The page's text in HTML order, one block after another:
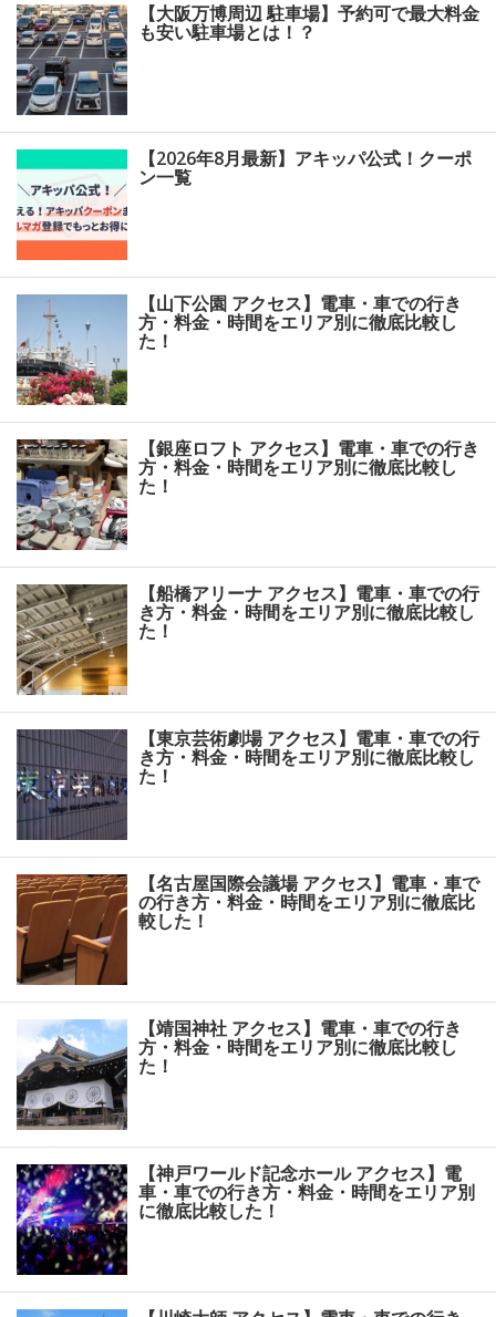
【大阪万博周辺 駐車場】予約可で最大料金
も安い駐車場とは！？
【2026年8月最新】アキッパ公式！クーポ
ン一覧
【山下公園 アクセス】電車・車での行き
方・料金・時間をエリア別に徹底比較し
た！
【銀座ロフト アクセス】電車・車での行き
方・料金・時間をエリア別に徹底比較し
た！
【船橋アリーナ アクセス】電車・車での行
き方・料金・時間をエリア別に徹底比較し
た！
【東京芸術劇場 アクセス】電車・車での行
き方・料金・時間をエリア別に徹底比較し
た！
【名古屋国際会議場 アクセス】電車・車で
の行き方・料金・時間をエリア別に徹底比
較した！
【靖国神社 アクセス】電車・車での行き
方・料金・時間をエリア別に徹底比較し
た！
【神戸ワールド記念ホール アクセス】電
車・車での行き方・料金・時間をエリア別
に徹底比較した！